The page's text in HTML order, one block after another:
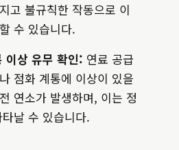
고 불규칙한 작동으로 이
수 있습니다.
이상 유무 확인: 연료 공급
점화 계통에 이상이 있을
연소가 발생하며, 이는 정
날 수 있습니다.